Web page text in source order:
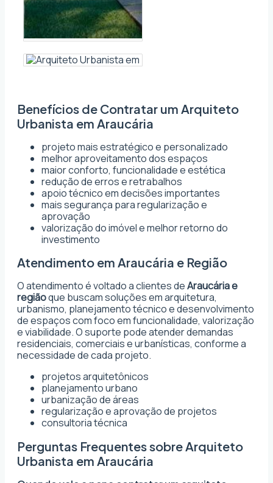
Benefícios de Contratar um Arquiteto
Urbanista em Araucária
projeto mais estratégico e personalizado
melhor aproveitamento dos espaços
maior conforto, funcionalidade e estética
redução de erros e retrabalhos
apoio técnico em decisões importantes
mais segurança para regularização e
aprovação
valorização do imóvel e melhor retorno do
investimento
Atendimento em Araucária e Região
O atendimento é voltado a clientes deAraucária e
regiãoque buscam soluções em arquitetura,
urbanismo, planejamento técnico e desenvolvimento
de espaços com foco em funcionalidade, valorização
e viabilidade. O suporte pode atender demandas
residenciais, comerciais e urbanísticas, conforme a
necessidade de cada projeto.
projetos arquitetônicos
planejamento urbano
urbanização de áreas
regularização e aprovação de projetos
consultoria técnica
Perguntas Frequentes sobre Arquiteto
Urbanista em Araucária